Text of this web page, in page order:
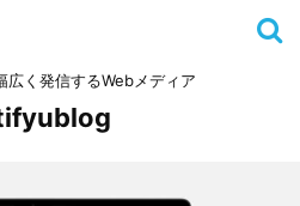
広く発信するWebメディア